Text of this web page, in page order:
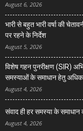
August 6, 2026
भारी से बहुत भारी वर्षा की
पर रहने के निर्देश
August 5, 2026
विशेष गहन पुनरीक्षण (SIR)
समस्याओं के समाधान हेतु
August 4, 2026
संवाद ही हर समस्या के समाधान
August 4, 2026